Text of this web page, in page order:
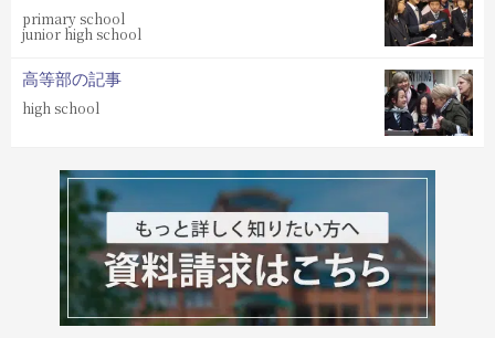
primary school
junior high school
高等部の記事
high school